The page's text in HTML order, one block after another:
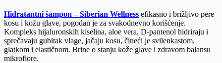
Hidratantni šampon – Siberian Wellness efikasno i brižljivo pere
kosu i kožu glave, pogodan je za svakodnevno korišćenje.
Kompleks hijaluronskih kiselina, aloe vera, D-pantenol hidriraju i
sprečavaju gubitak vlage, jačaju kosu, čineći je svilenkastom,
glatkom i elastičnom. Brine o stanju kože glave i zdravom balansu
mikroflore.